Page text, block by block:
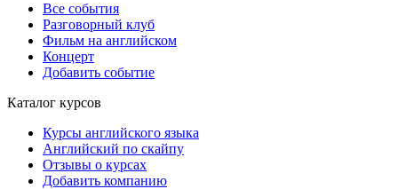
Все события
Разговорный клуб
Фильм на английском
Концерт
Добавить событие
Каталог курсов
Курсы английского языка
Английский по скайпу
Отзывы о курсах
Добавить компанию